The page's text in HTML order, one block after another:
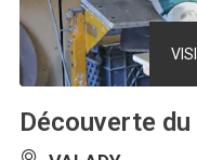
Découverte